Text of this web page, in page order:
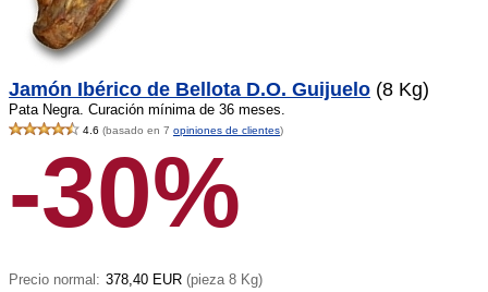
Jamón Ibérico de Bellota D.O. Guijuelo (8 Kg)
Pata Negra. Curación mínima de 36 meses.
4.6 (basado en 7 opiniones de clientes)
-30%
Precio normal: 378,40 EUR (pieza 8 Kg)